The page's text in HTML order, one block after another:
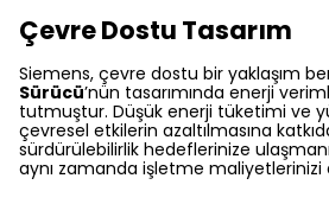
Çevre Dostu Tasarım
Siemens, çevre dostu bir yaklaşım
Sürücü’nün tasarımında enerji
tutmuştur. Düşük enerji tüketimi ve
çevresel etkilerin azaltılmasına
sürdürülebilirlik hedeflerinize
aynı zamanda işletme maliyetlerinizi